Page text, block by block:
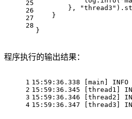
25
26
27
28
        },
"thread3"
    }
}
程序执行的输出结果：
1
2
3
4
15:59:36.338 [main]
15:59:36.345 [thread1]
15:59:36.346 [thread2]
15:59:36.347 [thread3]